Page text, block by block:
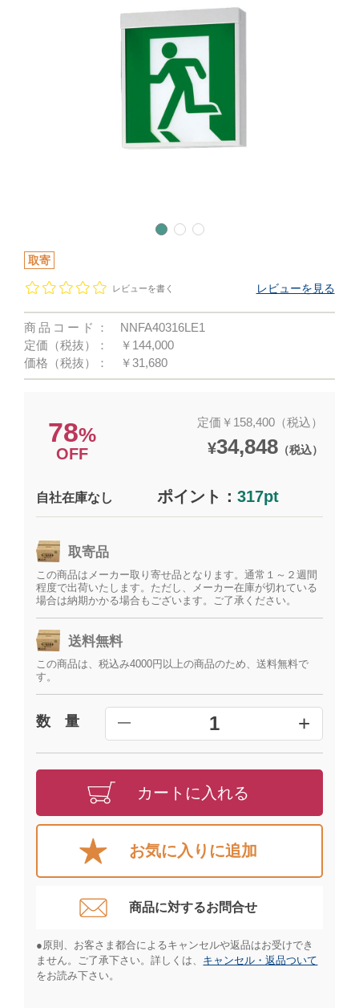
取寄
レビューを書く レビューを見る
商品コード：
NNFA40316LE1
定価（税抜）：
￥144,000
価格（税抜）：
￥31,680
78%
OFF
定価￥158,400（税込）
¥34,848（税込）
自社在庫なし ポイント： 317pt
取寄品
この商品はメーカー取り寄せ品となります。通常１～２週間
程度で出荷いたします。ただし、メーカー在庫が切れている
場合は納期かかる場合もございます。ご了承ください。
送料無料
この商品は、税込み4000円以上の商品のため、送料無料で
す。
数 量 ━ 1 +
カートに入れる
お気に入りに追加
商品に対するお問合せ​
●原則、お客さま都合によるキャンセルや返品はお受けでき
ません。ご了承下さい。詳しくは、 キャンセル・返品ついて
をお読み下さい。​